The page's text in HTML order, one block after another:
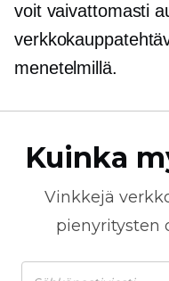
voit vaivattomasti
menetelmillä.
Kuinka
Vinkkejä
pienyritysten